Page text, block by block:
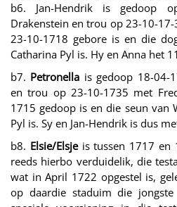
b6. Jan-Hendrik is gedoop
Drakenstein en trou op 23-10-
23-10-1718 gebore is en die
Catharina Pyl is. Hy en Anna het
b7. Petronella is gedoop 18-04-
en trou op 23-10-1735 met
1715 gedoop is en die seun van
Pyl is. Sy en Jan-Hendrik is dus
b8. Elsie/Elsjeis tussen 1717 en
reeds hierbo verduidelik, die
wat in April 1722 opgestel is,
op daardie staduim die